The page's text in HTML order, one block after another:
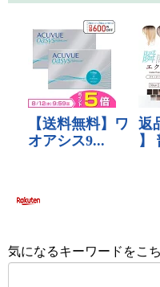
気になるキーワードをこ